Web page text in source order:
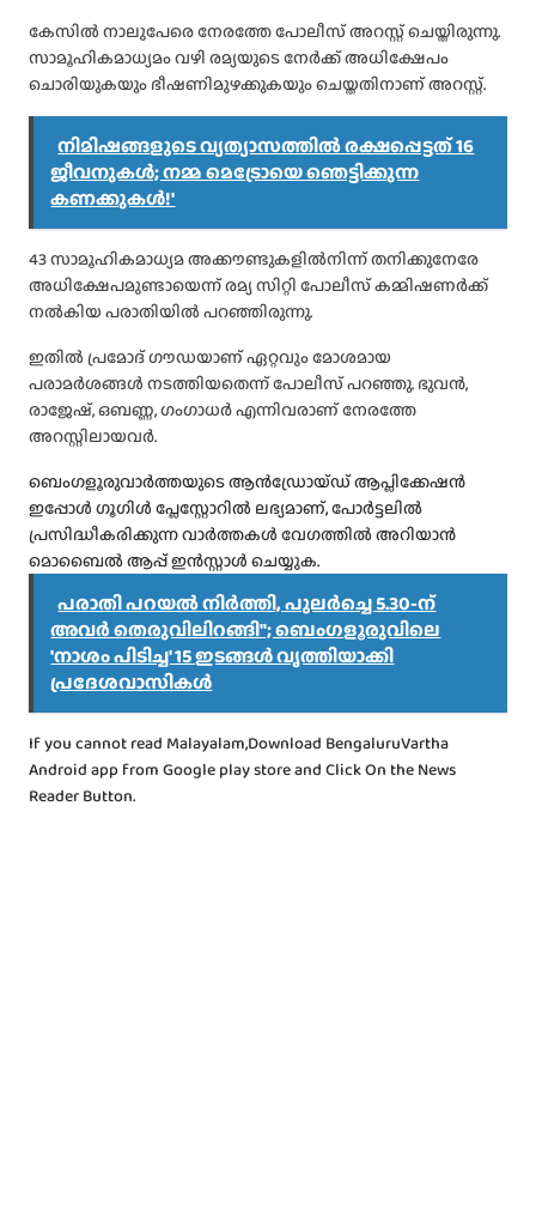
കേസിൽ നാലുപേരെ നേരത്തേ പോലീസ് അറസ്റ്റ് ചെയ്തിരുന്നു.
സാമൂഹികമാധ്യമം വഴി രമ്യയുടെ നേർക്ക് അധിക്ഷേപം
ചൊരിയുകയും ഭീഷണിമുഴക്കുകയും ചെയ്തതിനാണ് അറസ്റ്റ്.
നിമിഷങ്ങളുടെ വ്യത്യാസത്തിൽ രക്ഷപ്പെട്ടത് 16
ജീവനുകൾ; നമ്മ മെട്രോയെ ഞെട്ടിക്കുന്ന
കണക്കുകൾ!'
43 സാമൂഹികമാധ്യമ അക്കൗണ്ടുകളിൽനിന്ന് തനിക്കുനേരേ
അധിക്ഷേപമുണ്ടായെന്ന് രമ്യ സിറ്റി പോലീസ് കമ്മിഷണർക്ക്
നൽകിയ പരാതിയിൽ പറഞ്ഞിരുന്നു.
ഇതിൽ പ്രമോദ് ഗൗഡയാണ് ഏറ്റവും മോശമായ
പരാമർശങ്ങൾ നടത്തിയതെന്ന് പോലീസ് പറഞ്ഞു. ഭുവൻ,
രാജേഷ്, ഒബണ്ണ, ഗംഗാധർ എന്നിവരാണ് നേരത്തേ
അറസ്റ്റിലായവർ.
ബെംഗളൂരുവാർത്തയുടെ ആൻഡ്രോയ്ഡ് ആപ്ലിക്കേഷൻ
ഇപ്പോൾ ഗൂഗിൾ പ്ലേസ്റ്റോറിൽ ലഭ്യമാണ്, പോർട്ടലിൽ
പ്രസിദ്ധീകരിക്കുന്ന വാർത്തകൾ വേഗത്തിൽ അറിയാൻ
മൊബൈൽ ആപ്പ് ഇൻസ്റ്റാൾ ചെയ്യുക.
പരാതി പറയൽ നിർത്തി, പുലർച്ചെ 5.30-ന്
അവർ തെരുവിലിറങ്ങി"; ബെംഗളൂരുവിലെ
'നാശം പിടിച്ച' 15 ഇടങ്ങൾ വൃത്തിയാക്കി
പ്രദേശവാസികൾ
If you cannot read Malayalam,Download BengaluruVartha
Android app from Google play store and Click On the News
Reader Button.